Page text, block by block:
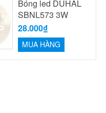
Bóng led DUHAL
SBNL573 3W
28.000₫
MUA HÀNG